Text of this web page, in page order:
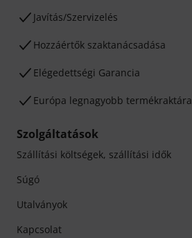
Javítás/Szervizelés
Hozzáértők szaktanácsadása
Elégedettségi Garancia
Európa legnagyobb termékraktára
Szolgáltatások
Szállítási költségek, szállítási idők
Súgó
Utalványok
Kapcsolat